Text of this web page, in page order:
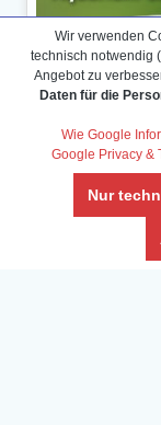
Wir verwenden
technisch notwendig
Angebot zu
Daten für die
Wie Google
Google Privacy &
Nur